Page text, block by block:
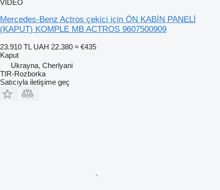
VIDEO
Mercedes-Benz Actros çekici için ÖN KABİN PANELİ
(KAPUT) KOMPLE MB ACTROS 9607500909
23.910 TL UAH 22.380 ≈ €435
Kaput
Ukrayna, Cherlyani
TIR-Rozborka
Satıcıyla iletişime geç